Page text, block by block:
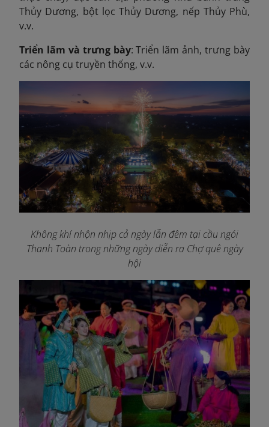
Thủy Dương, bột lọc Thủy Dương, nếp Thủy Phù,
v.v.
Triển lãm và trưng bày: Triển lãm ảnh, trưng bày
các nông cụ truyền thống, v.v.
Không khí nhộn nhịp cả ngày lẫn đêm tại cầu ngói
Thanh Toàn trong những ngày diễn ra Chợ quê ngày
hội